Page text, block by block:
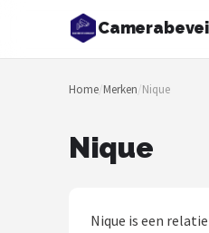
Zoeken
NAVIGATIE
Home/Merken/Nique
Nique
Nique is een